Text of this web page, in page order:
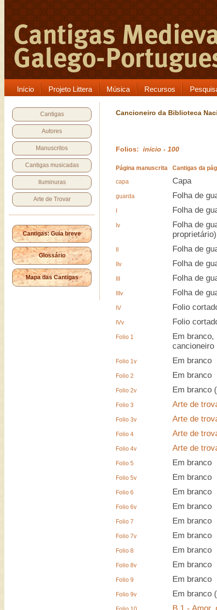
Início Projeto Littera Música Recursos
Cantigas
Autores
Manuscritos
Cantigas musicadas
Iluminuras
Arte de Trovar
Cantigas: Guia breve
Glossário
Mapa das Cantigas
Cancioneiro da Biblioteca
Folios: início - 100
Página manuscrita
Cantigas da
capa
Capa
guarda Folha de
Folha de
Iv
Folha de
proprietário)
Folha de
IIv Folha de
Folha de
IIIv Folha de
IV Folio
IVv Folio
Folio 1
Em
cancioneiro
Folio 1v Em branco
Folio 2 Em branco
Folio 2v Em branco
Folio 3 Arte de
Folio 3v Arte de
Folio 4 Arte de
Folio 4v Arte de
Folio 5 Em branco
Folio 5v Em branco
Folio 6 Em branco
Folio 6v Em branco
Folio 7 Em branco
Folio 7v Em branco
Folio 8 Em branco
Folio 8v Em branco
Folio 9 Em branco
Folio 9v Em branco